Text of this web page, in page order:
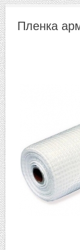
Пленка